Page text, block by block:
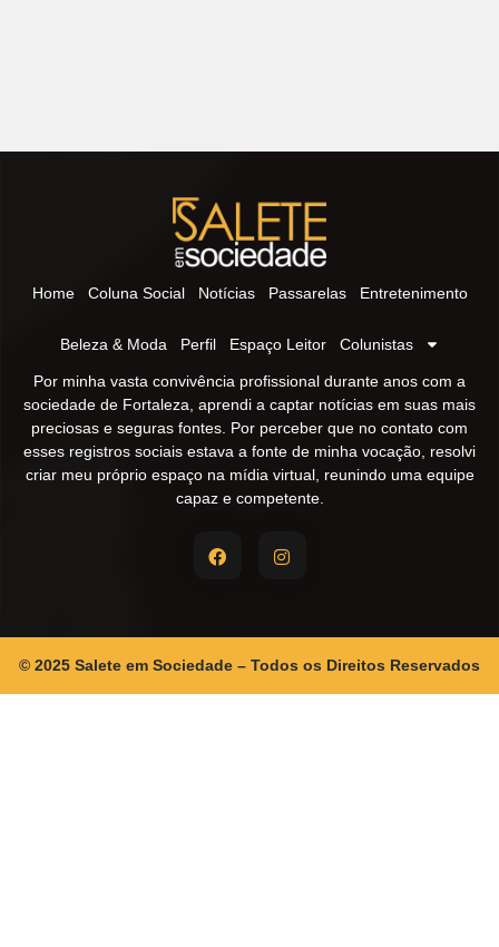
Home Coluna Social Notícias Passarelas Entretenimento
Beleza & Moda Perfil Espaço Leitor Colunistas
Por minha vasta convivência profissional durante anos com a
sociedade de Fortaleza, aprendi a captar notícias em suas mais
preciosas e seguras fontes. Por perceber que no contato com
esses registros sociais estava a fonte de minha vocação, resolvi
criar meu próprio espaço na mídia virtual, reunindo uma equipe
capaz e competente.
© 2025 Salete em Sociedade – Todos os Direitos Reservados